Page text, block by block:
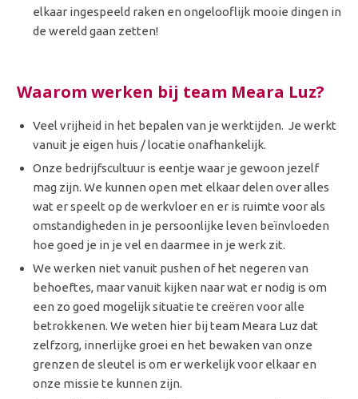
elkaar ingespeeld raken en ongelooflijk mooie dingen in
de wereld gaan zetten!
Waarom werken bij team Meara Luz?
Veel vrijheid in het bepalen van je werktijden. Je werkt
vanuit je eigen huis / locatie onafhankelijk.
Onze bedrijfscultuur is eentje waar je gewoon jezelf
mag zijn. We kunnen open met elkaar delen over alles
wat er speelt op de werkvloer en er is ruimte voor als
omstandigheden in je persoonlijke leven beïnvloeden
hoe goed je in je vel en daarmee in je werk zit.
We werken niet vanuit pushen of het negeren van
behoeftes, maar vanuit kijken naar wat er nodig is om
een zo goed mogelijk situatie te creëren voor alle
betrokkenen. We weten hier bij team Meara Luz dat
zelfzorg, innerlijke groei en het bewaken van onze
grenzen de sleutel is om er werkelijk voor elkaar en
onze missie te kunnen zijn.